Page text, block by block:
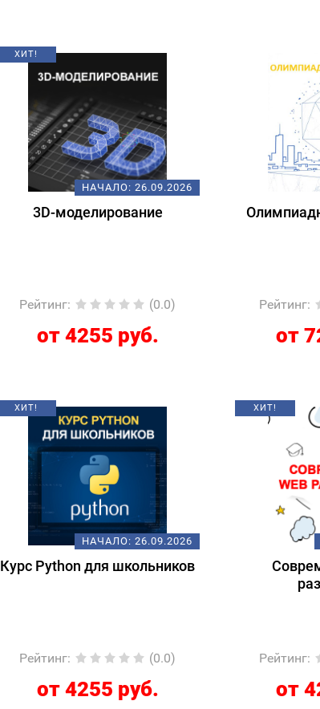
ХИТ!
НАЧАЛО: 26.09.2026
3D-моделирование
Рейтинг: (0.0)
от 4255 руб.
Рейтинг:
от
ХИТ!
НАЧАЛО: 26.09.2026
Курс Python для школьников
Рейтинг: (0.0)
от 4255 руб.
ХИТ!
Рейтинг:
от